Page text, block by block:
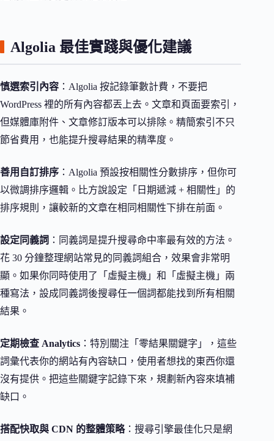
Algolia 最佳實踐與優化建議
慎選索引內容 ：Algolia 按記錄筆數計費，不要把
WordPress 裡的所有內容都丟上去。文章和頁面要索引，
但媒體庫附件、文章修訂版本可以排除。精簡索引不只
節省費用，也能提升搜尋結果的精準度。
善用自訂排序 ：Algolia 預設按相關性分數排序，但你可
以微調排序邏輯。比方說設定「日期遞減 + 相關性」的
排序規則，讓較新的文章在相同相關性下排在前面。
設定同義詞 ：同義詞是提升搜尋命中率最有效的方法。
花 30 分鐘整理網站常見的同義詞組合，效果會非常明
顯。如果你同時使用了「虛擬主機」和「虛擬主機」兩
種寫法，設成同義詞後搜尋任一個詞都能找到所有相關
結果。
定期檢查 Analytics ：特別關注「零結果關鍵字」，這些
詞彙代表你的網站有內容缺口，使用者想找的東西你還
沒有提供。把這些關鍵字記錄下來，規劃新內容來填補
缺口。
搭配快取與 CDN 的整體策略：搜尋引擎最佳化只是網